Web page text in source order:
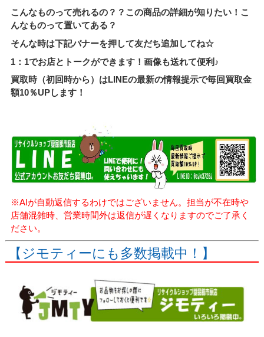
こんなものって売れるの？？この商品の詳細が知りたい！こ
んなものって置いてある？
そんな時は下記バナーを押して友だち追加してね☆
1：1でお店とトークができます！画像も送れて便利♪
買取時（初回時から）はLINEの最新の情報提示で毎回買取金
額10％UPします！
※AIが自動返信するわけではございません。担当が不在時や
店舗混雑時、営業時間外は返信が遅くなりますのでご了承く
ださい。
【ジモティーにも多数掲載中！】